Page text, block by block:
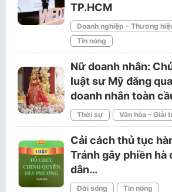
TP.HCM
Doanh nghiệp - Thương
Tin nóng
Nữ doanh nhân:
luật sư Mỹ đăng
doanh nhân toàn
Thời sự Văn hóa - Giải
Cải cách thủ tục
Tránh gây phiền hà
dân…
Đời sống Tin nóng